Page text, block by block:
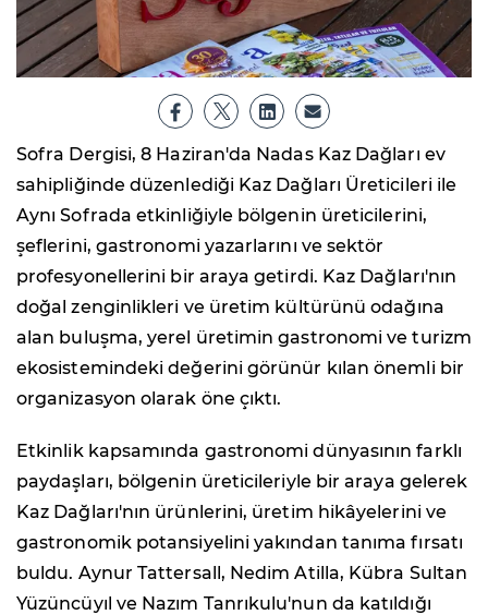
Sofra Dergisi, 8 Haziran'da Nadas Kaz Dağları ev
sahipliğinde düzenlediği Kaz Dağları Üreticileri ile
Aynı Sofrada etkinliğiyle bölgenin üreticilerini,
şeflerini, gastronomi yazarlarını ve sektör
profesyonellerini bir araya getirdi. Kaz Dağları'nın
doğal zenginlikleri ve üretim kültürünü odağına
alan buluşma, yerel üretimin gastronomi ve turizm
ekosistemindeki değerini görünür kılan önemli bir
organizasyon olarak öne çıktı.
Etkinlik kapsamında gastronomi dünyasının farklı
paydaşları, bölgenin üreticileriyle bir araya gelerek
Kaz Dağları'nın ürünlerini, üretim hikâyelerini ve
gastronomik potansiyelini yakından tanıma fırsatı
buldu. Aynur Tattersall, Nedim Atilla, Kübra Sultan
Yüzüncüyıl ve Nazım Tanrıkulu'nun da katıldığı